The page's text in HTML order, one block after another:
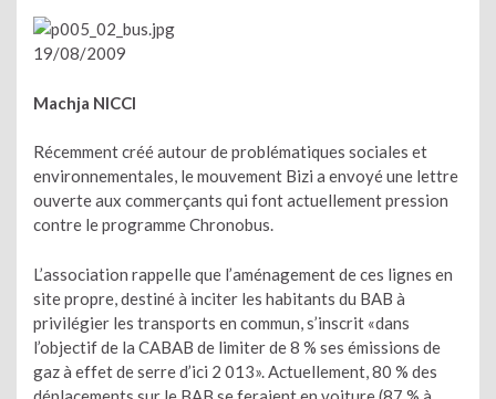
19/08/2009
Machja NICCI
Récemment créé autour de problématiques sociales et
environnementales, le mouvement Bizi a envoyé une lettre
ouverte aux commerçants qui font actuellement pression
contre le programme Chronobus.
L’association rappelle que l’aménagement de ces lignes en
site propre, destiné à inciter les habitants du BAB à
privilégier les transports en commun, s’inscrit «dans
l’objectif de la CABAB de limiter de 8 % ses émissions de
gaz à effet de serre d’ici 2 013». Actuellement, 80 % des